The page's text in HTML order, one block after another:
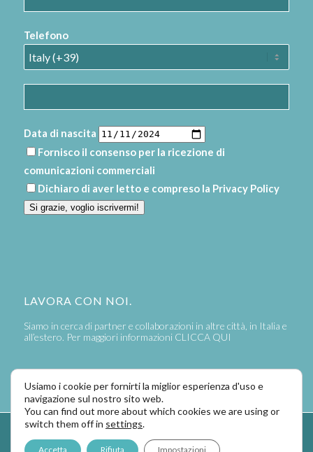
Telefono
Data di nascita
Fornisco il consenso per la ricezione di
comunicazioni commerciali
Dichiaro di aver letto e compreso la Privacy Policy
Si grazie, voglio iscrivermi!
LAVORA CON NOI.
Siamo in cerca di partner e collaborazioni in altre città, in Italia e
all’estero. Per maggiori informazioni CLICCA QUI
LaPivot Photo Graphic Communication
Kriesi
Usiamo i cookie per fornirti la miglior esperienza d'uso e
navigazione sul nostro sito web.
You can find out more about which cookies we are using or
switch them off in settings.
Accetta Rifiuta Impostazioni